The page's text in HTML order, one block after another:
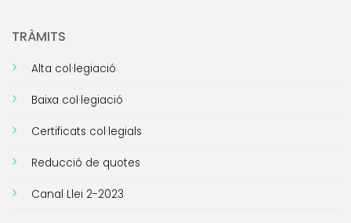
TRÀMITS
Alta col·legiació
Baixa col·legiació
Certificats col·legials
Reducció de quotes
Canal Llei 2-2023